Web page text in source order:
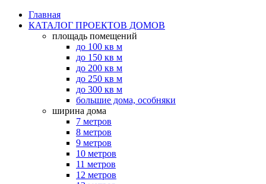
Главная
КАТАЛОГ ПРОЕКТОВ ДОМОВ
площадь помещений
до 100 кв м
до 150 кв м
до 200 кв м
до 250 кв м
до 300 кв м
большие дома, особняки
ширина дома
7 метров
8 метров
9 метров
10 метров
11 метров
12 метров